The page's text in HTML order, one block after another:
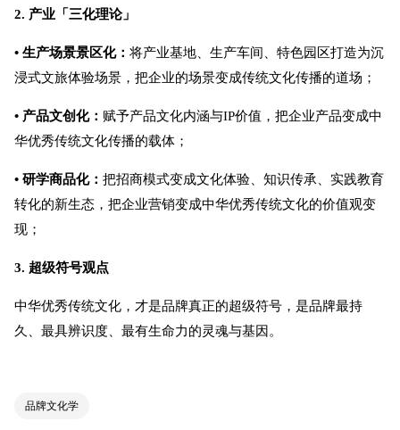
2. 产业「三化理论」
• 生产场景景区化： 将产业基地、生产车间、特色园区打造为沉
浸式文旅体验场景，把企业的场景变成传统文化传播的道场；
• 产品文创化： 赋予产品文化内涵与IP价值，把企业产品变成中
华优秀传统文化传播的载体；
• 研学商品化： 把招商模式变成文化体验、知识传承、实践教育
转化的新生态，把企业营销变成中华优秀传统文化的价值观变
现；
3. 超级符号观点
中华优秀传统文化，才是品牌真正的超级符号，是品牌最持
久、最具辨识度、最有生命力的灵魂与基因。
品牌文化学